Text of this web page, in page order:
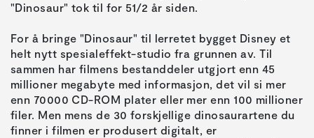
For å bringe "Dinosaur" til lerretet bygget Disney et
helt nytt spesialeffekt-studio fra grunnen av. Til
sammen har filmens bestanddeler utgjort enn 45
millioner megabyte med informasjon, det vil si mer
enn 70000 CD-ROM plater eller mer enn 100 millioner
filer. Men mens de 30 forskjellige dinosaurartene du
finner i filmen er produsert digitalt, er